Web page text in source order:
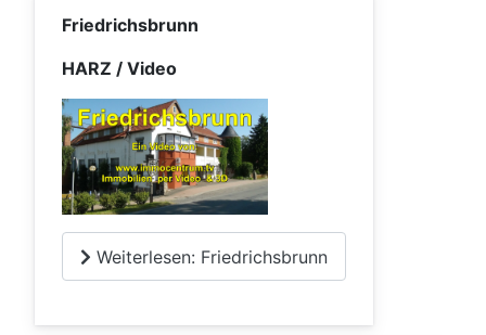
Friedrichsbrunn
HARZ / Video
Weiterlesen: Friedrichsbrunn